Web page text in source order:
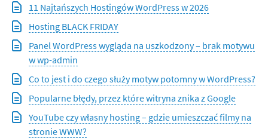
11 Najtańszych Hostingów WordPress w 2026
Hosting BLACK FRIDAY
Panel WordPress wygląda na uszkodzony – brak motywu
w wp-admin
Co to jest i do czego służy motyw potomny w WordPress?
Popularne błędy, przez które witryna znika z Google
YouTube czy własny hosting – gdzie umieszczać filmy na
stronie WWW?